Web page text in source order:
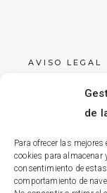
de
Para ofrecer las
cookies para
consentimiento de
comportamiento de
AVISO LEGAL
POLÍTICA DE